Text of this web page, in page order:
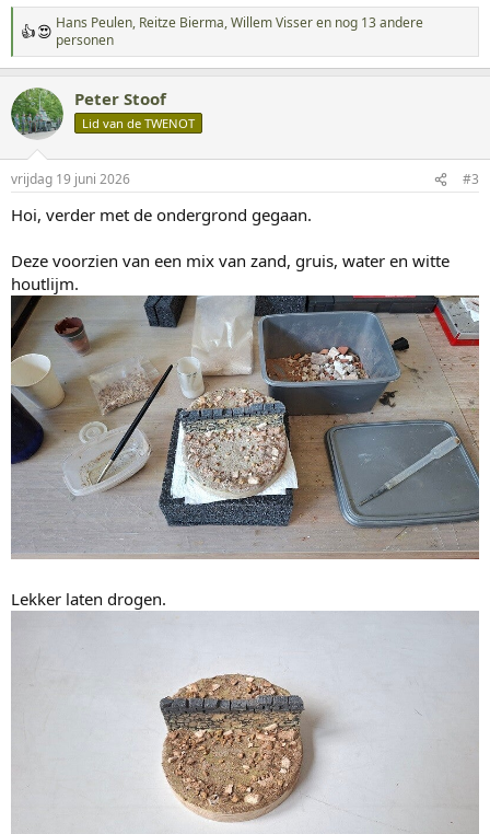
W
a
a
r
d
e
i
n
g
e
Hans Peulen, Reitze Bierma,Willem Visseren nog 13 andere
personen
Peter Stoof
Lid van de TWENOT
vrijdag 19 juni 2026 #3
Hoi, verder met de ondergrond gegaan.
Deze voorzien van een mix van zand, gruis, water en witte
houtlijm.
Lekker laten drogen.